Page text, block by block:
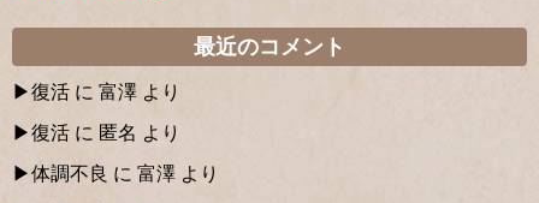
最近のコメント
復活 に 富澤 より
復活 に 匿名 より
体調不良 に 富澤 より